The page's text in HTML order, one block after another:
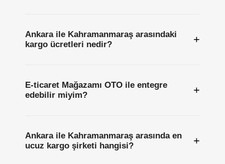
Ankara ile Kahramanmaraş arasındaki
kargo ücretleri nedir?
+
E-ticaret Mağazamı OTO ile entegre
edebilir miyim?
+
Ankara ile Kahramanmaraş arasında en
ucuz kargo şirketi hangisi?
+